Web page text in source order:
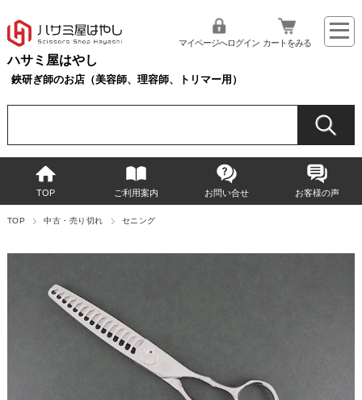
ハサミ屋はやし
鋏研ぎ師のお店（美容師、理容師、トリマー用）
マイページへログイン カートをみる
TOP ご利用案内 お問い合せ お客様の声
TOP 中古・売り切れ セニング